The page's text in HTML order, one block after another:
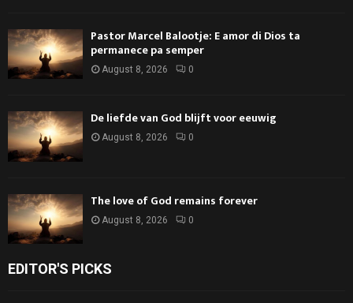
Pastor Marcel Balootje: E amor di Dios ta
permanece pa semper
August 8, 2026 0
De liefde van God blijft voor eeuwig
August 8, 2026 0
The love of God remains forever
August 8, 2026 0
EDITOR'S PICKS